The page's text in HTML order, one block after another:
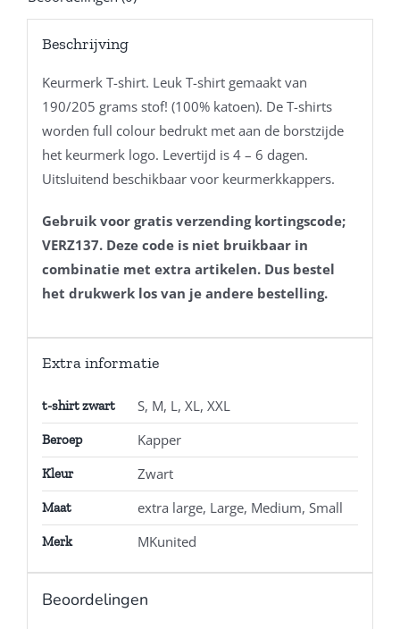
Beschrijving
Keurmerk T-shirt. Leuk T-shirt gemaakt van
190/205 grams stof! (100% katoen). De T-shirts
worden full colour bedrukt met aan de borstzijde
het keurmerk logo. Levertijd is 4 – 6 dagen.
Uitsluitend beschikbaar voor keurmerkkappers.
Gebruik voor gratis verzending kortingscode;
VERZ137. Deze code is niet bruikbaar in
combinatie met extra artikelen. Dus bestel
het drukwerk los van je andere bestelling.
Extra informatie
t-shirt zwart S, M, L, XL, XXL
Beroep Kapper
Kleur Zwart
Maat extra large, Large, Medium, Small
Merk MKunited
Beoordelingen